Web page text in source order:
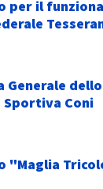
per il
Generale
Sportiva Coni
"Maglia